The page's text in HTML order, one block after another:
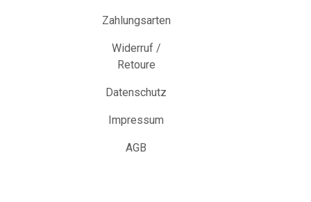
Zahlungsarten
Widerruf /
Retoure
Datenschutz
Impressum
AGB